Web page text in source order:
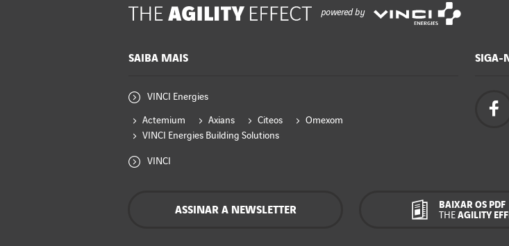
powered by
SAIBA MAIS
VINCI Energies
Actemium Axians Citeos
Omexom
VINCI Energies Building Solutions
VINCI
SIGA-
ASSINAR A NEWSLETTER
BAIXAR OS PDF
THEAGILITY